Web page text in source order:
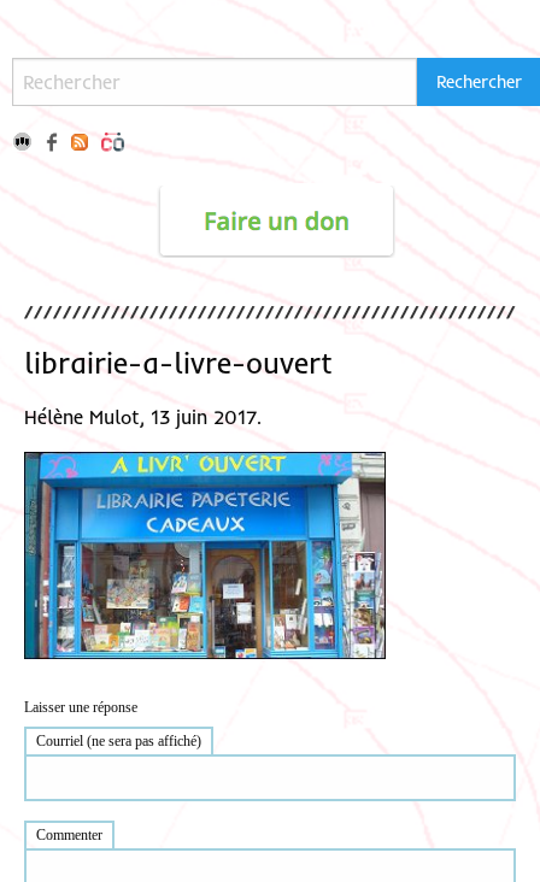
librairie-a-livre-ouvert
Hélène Mulot, 13 juin 2017.
Laisser une réponse
Courriel (ne sera pas affiché)
Commenter